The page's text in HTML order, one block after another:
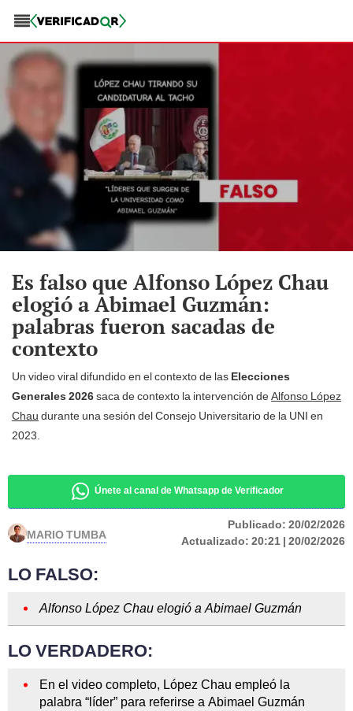
Es falso que Alfonso López Chau
elogió a Abimael Guzmán:
palabras fueron sacadas de
contexto
Un video viral difundido en el contexto de las Elecciones
Generales 2026saca de contexto la intervención deAlfonso López
Chau durante una sesión del Consejo Universitario de la UNI en
2023.
Únete al canal de Whatsapp de Verificador
MARIO TUMBA Publicado: 20/02/2026
Actualizado: 20:21 | 20/02/2026
LO FALSO:
Alfonso López Chau elogió a Abimael Guzmán
LO VERDADERO:
En el video completo, López Chau empleó la
palabra “líder” para referirse a Abimael Guzmán